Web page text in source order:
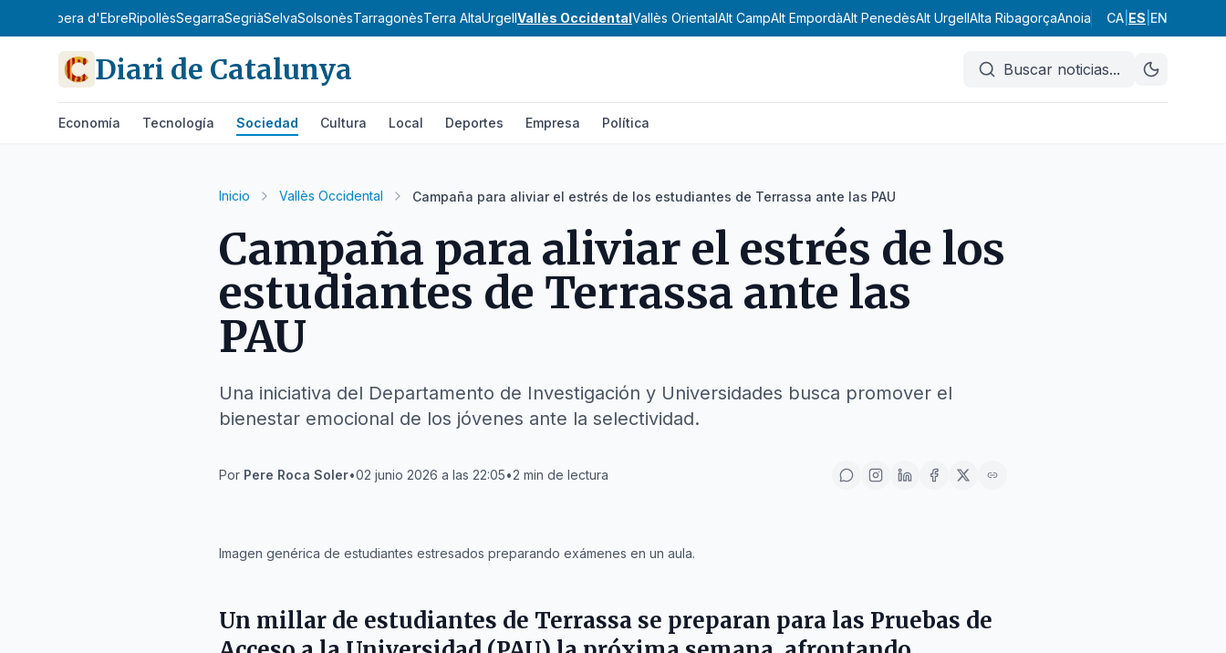
Ribera d'EbreRipollèsSegarraSegriàSelvaSolsonèsTarragonèsTerra AltaUrgellVallès OccidentalVallès OrientalAlt CampAlt EmpordàAlt PenedèsAlt UrgellAlta RibagorçaAnoia AranBagesBaix Camp
CA ES EN
Diari de Catalunya Buscar noticias...
Economía Tecnología Sociedad Cultura Local Deportes Empresa Política
Inicio Vallès Occidental Campaña para aliviar el estrés de los estudiantes de Terrassa ante las PAU
Campaña para aliviar el estrés de los
estudiantes de Terrassa ante las
PAU
Una iniciativa del Departamento de Investigación y Universidades busca promover el
bienestar emocional de los jóvenes ante la selectividad.
Por Pere Roca Soler•02 junio 2026 a las 22:05•2 min de lectura
Imagen genérica de estudiantes estresados preparando exámenes en un aula.
Un millar de estudiantes de Terrassa se preparan para las Pruebas de